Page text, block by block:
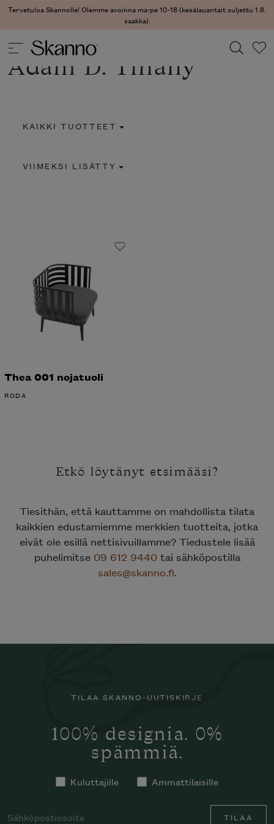
Tervetuloa Skannolle! Olemme avoinna ma-pe 10-18 (kesälauantait suljettu 1.8.
saakka).
Adam D. Tihany
KAIKKI TUOTTEET
VIIMEKSI LISÄTTY
Thea 001 nojatuoli
RODA
Etkö löytänyt etsimääsi?
Tiesithän, että kauttamme on mahdollista tilata
kaikkien edustamiemme merkkien tuotteita, jotka
eivät ole esillä nettisivuillamme? Tiedustele lisää
puhelimitse 09 612 9440tai sähköpostilla
sales@skanno.fi.
TILAA SKANNO-UUTISKIRJE
100% designia. 0%
spämmiä.
Kuluttajille Ammattilaisille
TILAA